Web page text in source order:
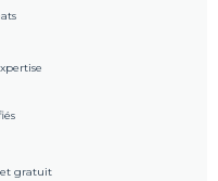
et gratuit